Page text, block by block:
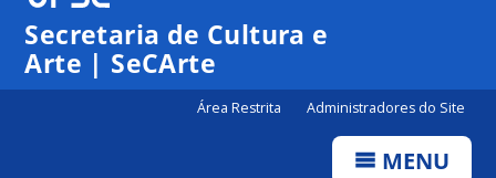
Secretaria de Cultura e
Arte | SeCArte
Área Restrita Administradores do Site
MENU